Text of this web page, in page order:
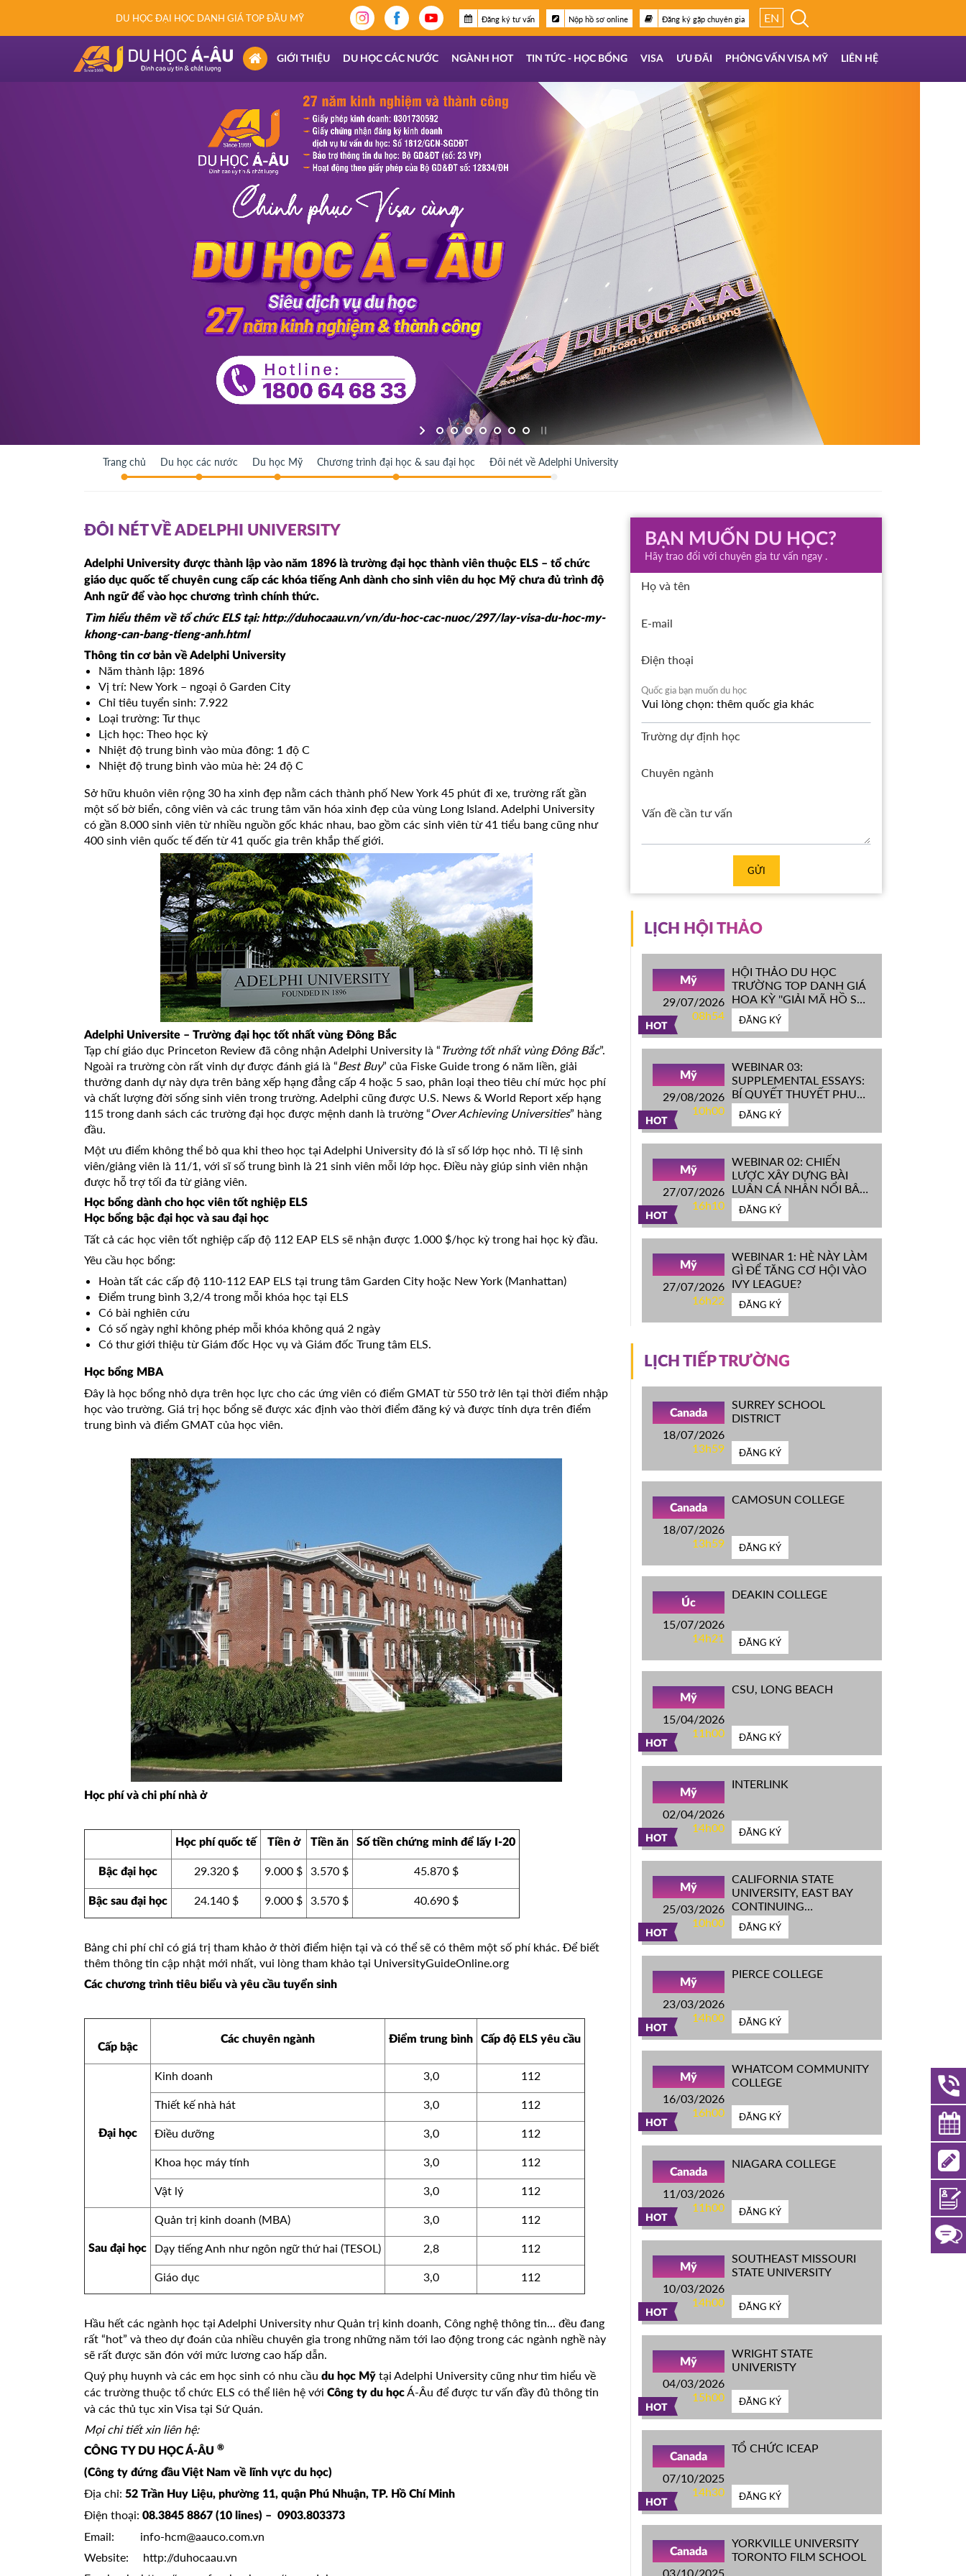
DU HỌC ĐẠI HỌC DANH GIÁ TOP ĐẦU MỸ Đăng ký tư vấn Nộp hồ sơ online Đăng ký gặp chuyên gia EN
(CURRENT)
GIỚI THIỆU DU HỌC CÁC NƯỚC NGÀNH HOT TIN TỨC - HỌC BỔNG VISA ƯU ĐÃI PHỎNG VẤN VISA MỸ LIÊN HỆ
Trang chủ Du học các nước Du học Mỹ Chương trình đại học & sau đại học Đôi nét về Adelphi University
ĐÔI NÉT VỀ ADELPHI UNIVERSITY
Adelphi University được thành lập vào năm 1896 là trường đại học thành viên thuộc ELS – tổ chức
giáo dục quốc tế chuyên cung cấp các khóa tiếng Anh dành cho sinh viên du học Mỹ chưa đủ trình độ
Anh ngữ để vào học chương trình chính thức.
Tìm hiểu thêm về tổ chức ELS tại:http://duhocaau.vn/vn/du-hoc-cac-nuoc/297/lay-visa-du-hoc-my-
khong-can-bang-tieng-anh.html
Thông tin cơ bản về Adelphi University
Năm thành lập: 1896
Vị trí: New York – ngoại ô Garden City
Chỉ tiêu tuyển sinh: 7.922
Loại trường: Tư thục
Lịch học: Theo học kỳ
Nhiệt độ trung bình vào mùa đông: 1 độ C
Nhiệt độ trung bình vào mùa hè: 24 độ C
Sở hữu khuôn viên rộng 30 ha xinh đẹp nằm cách thành phố New York 45 phút đi xe, trường rất gần
một số bờ biển, công viên và các trung tâm văn hóa xinh đẹp của vùng Long Island. Adelphi University
có gần 8.000 sinh viên từ nhiều nguồn gốc khác nhau, bao gồm các sinh viên từ 41 tiểu bang cũng như
400 sinh viên quốc tế đến từ 41 quốc gia trên khắp thế giới.
Adelphi Universite – Trường đại học tốt nhất vùng Đông Bắc
Tạp chí giáo dục Princeton Review đã công nhận Adelphi University là “Trường tốt nhất vùng Đông Bắc”.
Ngoài ra trường còn rất vinh dự được đánh giá là “Best Buy” của Fiske Guide trong 6 năm liền, giải
thưởng danh dự này dựa trên bảng xếp hạng đẳng cấp 4 hoặc 5 sao, phân loại theo tiêu chí mức học phí
và chất lượng đời sống sinh viên trong trường. Adelphi cũng được U.S. News & World Report xếp hạng
115 trong danh sách các trường đại học được mệnh danh là trường “Over Achieving Universities” hàng
đầu.
Một ưu điểm không thể bỏ qua khi theo học tại Adelphi University đó là sĩ số lớp học nhỏ. Tỉ lệ sinh
viên/giảng viên là 11/1, với sĩ số trung bình là 21 sinh viên mỗi lớp học. Điều này giúp sinh viên nhận
được hỗ trợ tối đa từ giảng viên.
Học bổng dành cho học viên tốt nghiệp ELS
Học bổng bậc đại học và sau đại học
Tất cả các học viên tốt nghiệp cấp độ 112 EAP ELS sẽ nhận được 1.000 $/học kỳ trong hai học kỳ đầu.
Yêu cầu học bổng:
Hoàn tất các cấp độ 110-112 EAP ELS tại trung tâm Garden City hoặc New York (Manhattan)
Điểm trung bình 3,2/4 trong mỗi khóa học tại ELS
Có bài nghiên cứu
Có số ngày nghỉ không phép mỗi khóa không quá 2 ngày
Có thư giới thiệu từ Giám đốc Học vụ và Giám đốc Trung tâm ELS.
Học bổng MBA
Đây là học bổng nhỏ dựa trên học lực cho các ứng viên có điểm GMAT từ 550 trở lên tại thời điểm nhập
học vào trường. Giá trị học bổng sẽ được xác định vào thời điểm đăng ký và được tính dựa trên điểm
trung bình và điểm GMAT của học viên.
Học phí và chi phí nhà ở
Học phí quốc tế Tiền ở Tiền ăn Số tiền chứng minh để lấy I-20
Bậc đại học 29.320 $ 9.000 $ 3.570 $ 45.870 $
Bậc sau đại học 24.140 $ 9.000 $ 3.570 $ 40.690 $
Bảng chi phí chỉ có giá trị tham khảo ở thời điểm hiện tại và có thể sẽ có thêm một số phí khác. Để biết
thêm thông tin cập nhật mới nhất, vui lòng tham khảo tại UniversityGuideOnline.org
Các chương trình tiêu biểu và yêu cầu tuyển sinh
Cấp bậc
Các chuyên ngành Điểm trung bình Cấp độ ELS yêu cầu
Đại học
Kinh doanh 3,0 112
Thiết kế nhà hát 3,0 112
Điều dưỡng 3,0 112
Khoa học máy tính 3,0 112
Vật lý 3,0 112
Sau đại học
Quản trị kinh doanh (MBA) 3,0 112
Dạy tiếng Anh như ngôn ngữ thứ hai (TESOL) 2,8 112
Giáo dục 3,0 112
Hầu hết các ngành học tại Adelphi University như Quản trị kinh doanh, Công nghệ thông tin… đều đang
rất “hot” và theo dự đoán của nhiều chuyên gia trong những năm tới lao động trong các ngành nghề này
sẽ rất được săn đón với mức lương cao hấp dẫn.
Quý phụ huynh và các em học sinh có nhu cầu du học Mỹ tại Adelphi University cũng như tìm hiểu về
các trường thuộc tổ chức ELS có thể liên hệ với Công ty du họcÁ-Âu để được tư vấn đầy đủ thông tin
và các thủ tục xin Visa tại Sứ Quán.
Mọi chi tiết xin liên hệ:
CÔNG TY DU HỌC Á-ÂU ®
(Công ty đứng đầu Việt Nam về lĩnh vực du học)
Địa chỉ: 52 Trần Huy Liệu, phường 11, quận Phú Nhuận, TP. Hồ Chí Minh
Điện thoại: 08.3845 8867 (10 lines) – 0903.803373
Email: info-hcm@aauco.com.vn
Website: http://duhocaau.vn
BẠN MUỐN DU HỌC?
Hãy trao đổi với chuyên gia tư vấn ngay .
Họ và tên
E-mail
Điện thoại
Quốc gia bạn muốn du học
Trường dự định học
Chuyên ngành
GỬI
LỊCH HỘI THẢO
HOT
Mỹ
29/07/2026
08h54
HỘI THẢO DU HỌC
TRƯỜNG TOP DANH GIÁ
HOA KỲ ''GIẢI MÃ HỒ SƠ
IVY LEAGUE''
ĐĂNG KÝ
HOT
Mỹ
29/08/2026
10h00
WEBINAR 03:
SUPPLEMENTAL ESSAYS:
BÍ QUYẾT THUYẾT PHỤC
HỘI ĐỒNG TUYỂN SINH
ĐH TOP ĐẦU MỸ
ĐĂNG KÝ
HOT
Mỹ
27/07/2026
16h10
WEBINAR 02: CHIẾN
LƯỢC XÂY DỰNG BÀI
LUẬN CÁ NHÂN NỔI BẬT
CHINH PHỤC ĐH TOP
ĐẦU MỸ
ĐĂNG KÝ
Mỹ
27/07/2026
16h22
WEBINAR 1: HÈ NÀY LÀM
GÌ ĐỂ TĂNG CƠ HỘI VÀO
IVY LEAGUE?
ĐĂNG KÝ
LỊCH TIẾP TRƯỜNG
Canada
18/07/2026
13h59
SURREY SCHOOL
DISTRICT
ĐĂNG KÝ
Canada
18/07/2026
13h59
CAMOSUN COLLEGE
ĐĂNG KÝ
Úc
15/07/2026
14h21
DEAKIN COLLEGE
ĐĂNG KÝ
HOT
Mỹ
15/04/2026
11h00
CSU, LONG BEACH
ĐĂNG KÝ
HOT
Mỹ
02/04/2026
14h00
INTERLINK
ĐĂNG KÝ
HOT
Mỹ
25/03/2026
10h00
CALIFORNIA STATE
UNIVERSITY, EAST BAY
CONTINUING
EDUCATION
ĐĂNG KÝ
HOT
Mỹ
23/03/2026
14h00
PIERCE COLLEGE
ĐĂNG KÝ
HOT
Mỹ
16/03/2026
16h00
WHATCOM COMMUNITY
COLLEGE
ĐĂNG KÝ
HOT
Canada
11/03/2026
11h00
NIAGARA COLLEGE
ĐĂNG KÝ
HOT
Mỹ
10/03/2026
14h00
SOUTHEAST MISSOURI
STATE UNIVERSITY
ĐĂNG KÝ
HOT
Mỹ
04/03/2026
15h00
WRIGHT STATE
UNIVERISTY
ĐĂNG KÝ
HOT
Canada
07/10/2025
14h30
TỔ CHỨC ICEAP
ĐĂNG KÝ
Canada
03/10/2025
YORKVILLE UNIVERSITY
TORONTO FILM SCHOOL